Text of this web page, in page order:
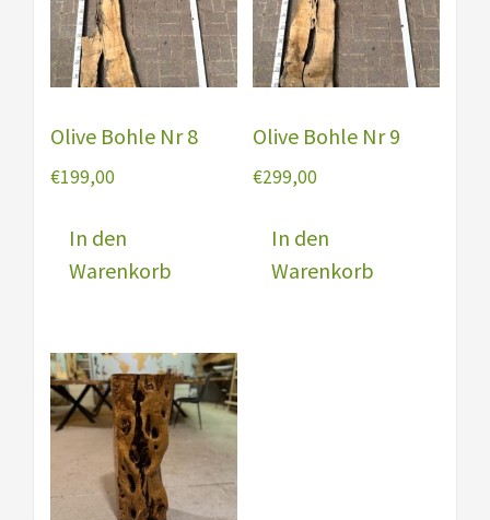
Olive Bohle Nr 8
€199,00
In den
Warenkorb
Olive Bohle Nr 9
€299,00
In den
Warenkorb